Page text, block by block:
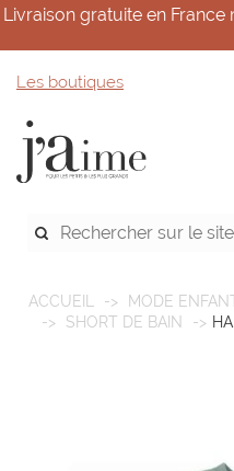
Livraison gratuite en
Les boutiques
ACCUEIL MODE
SHORT DE BAIN